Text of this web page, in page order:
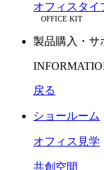
オフィスタイ
OFFICE KIT
製品購入・サ
戻る
ショールーム
オフィス見学
共創空間